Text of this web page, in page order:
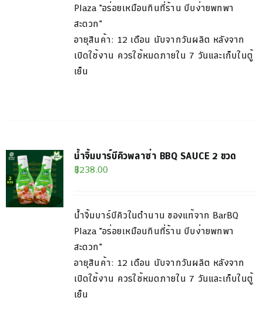
Plaza "อร่อยเหมือนกินที่ร้าน บีบง่ายพกพา
สะดวก"
อายุสินค้า: 12 เดือน นับจากวันผลิต หลังจาก
เปิดใช้งาน ควรใช้หมดภายใน 7 วันและเก็บในตู้
เย็น
น้ำจิ้มบาร์บีคิวพลาซ่า BBQ SAUCE 2 ขวด
฿238.00
น้ำจิ้มบาร์บีคิวในตำนาน ของแท้จาก BarBQ
Plaza "อร่อยเหมือนกินที่ร้าน บีบง่ายพกพา
สะดวก"
อายุสินค้า: 12 เดือน นับจากวันผลิต หลังจาก
เปิดใช้งาน ควรใช้หมดภายใน 7 วันและเก็บในตู้
เย็น